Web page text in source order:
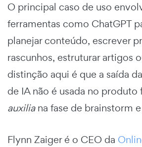
O principal caso de uso
ferramentas como ChatGPT
planejar conteúdo, escrever
rascunhos, estruturar artigos
distinção aqui é que a saída
de IA não é usada no produto
auxiliana fase de brainstorm
Flynn Zaiger é o CEO da